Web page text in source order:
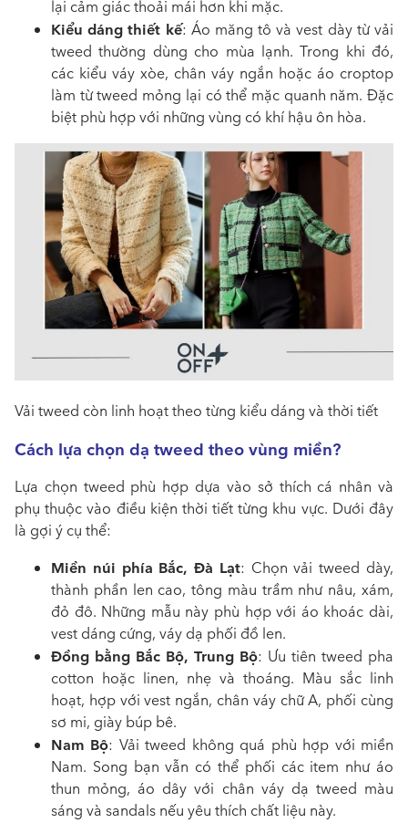
lại cảm giác thoải mái hơn khi mặc.
Kiểu dáng thiết kế: Áo măng tô và vest dày từ vải
tweed thường dùng cho mùa lạnh. Trong khi đó,
các kiểu váy xòe, chân váy ngắn hoặc áo croptop
làm từ tweed mỏng lại có thể mặc quanh năm. Đặc
biệt phù hợp với những vùng có khí hậu ôn hòa.
Vải tweed còn linh hoạt theo từng kiểu dáng và thời tiết
Cách lựa chọn dạ tweed theo vùng miền?
Lựa chọn tweed phù hợp dựa vào sở thích cá nhân và
phụ thuộc vào điều kiện thời tiết từng khu vực. Dưới đây
là gợi ý cụ thể:
Miền núi phía Bắc, Đà Lạt: Chọn vải tweed dày,
thành phần len cao, tông màu trầm như nâu, xám,
đỏ đô. Những mẫu này phù hợp với áo khoác dài,
vest dáng cứng, váy dạ phối đồ len.
Đồng bằng Bắc Bộ, Trung Bộ: Ưu tiên tweed pha
cotton hoặc linen, nhẹ và thoáng. Màu sắc linh
hoạt, hợp với vest ngắn, chân váy chữ A, phối cùng
sơ mi, giày búp bê.
Nam Bộ: Vải tweed không quá phù hợp với miền
Nam. Song bạn vẫn có thể phối các item như áo
thun mỏng, áo dây với chân váy dạ tweed màu
sáng và sandals nếu yêu thích chất liệu này.